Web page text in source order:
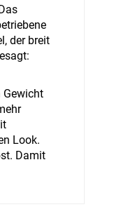
der breit
Gewicht
Look.
Damit